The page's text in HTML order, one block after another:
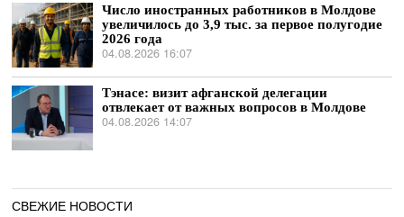
Число иностранных работников в Молдове
увеличилось до 3,9 тыс. за первое полугодие
2026 года
04.08.2026 16:07
Тэнасе: визит афганской делегации
отвлекает от важных вопросов в Молдове
04.08.2026 14:07
СВЕЖИЕ НОВОСТИ